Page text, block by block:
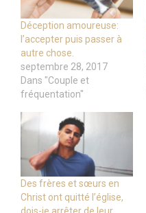
Déception amoureuse:
l’accepter puis passer à
autre chose.
septembre 28, 2017
Dans "Couple et
fréquentation"
Des frères et sœurs en
Christ ont quitté l’église,